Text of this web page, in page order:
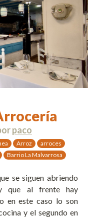
paco
Arroz
arroces
Barrio La Malvarrosa
se siguen abriendo
que al frente hay
en este caso lo son
y el segundo en